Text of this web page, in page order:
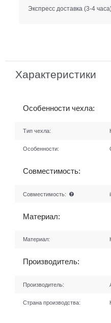
Экспресс доставка (3-4
Характеристики
Особенности чехла:
Тип чехла:
Особенности:
Совместимость:
Совместимость:
Материал:
Материал:
Производитель:
Производитель:
Страна производства: